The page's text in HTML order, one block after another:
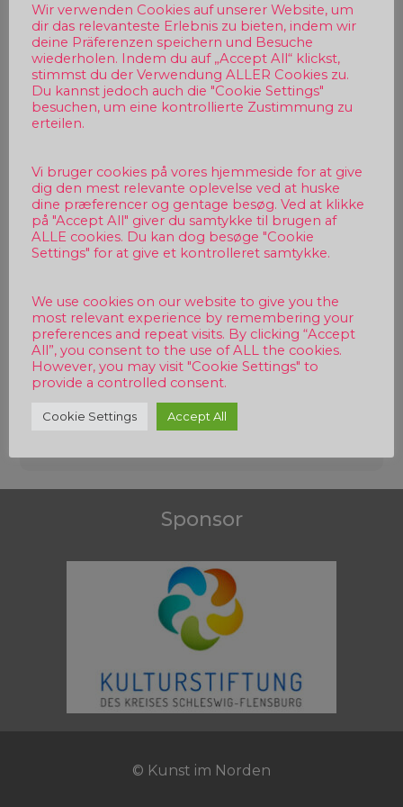
Beitragsnavigation
Sponsor
© Kunst im Norden
Wir verwenden Cookies auf unserer Website, um
dir das relevanteste Erlebnis zu bieten, indem wir
deine Präferenzen speichern und Besuche
wiederholen. Indem du auf „Accept All“ klickst,
stimmst du der Verwendung ALLER Cookies zu.
Du kannst jedoch auch die "Cookie Settings"
besuchen, um eine kontrollierte Zustimmung zu
erteilen.
Vi bruger cookies på vores hjemmeside for at give
dig den mest relevante oplevelse ved at huske
dine præferencer og gentage besøg. Ved at klikke
på "Accept All" giver du samtykke til brugen af
ALLE cookies. Du kan dog besøge "Cookie
Settings" for at give et kontrolleret samtykke.
We use cookies on our website to give you the
most relevant experience by remembering your
preferences and repeat visits. By clicking “Accept
All”, you consent to the use of ALL the cookies.
However, you may visit "Cookie Settings" to
provide a controlled consent.
Cookie Settings Accept All